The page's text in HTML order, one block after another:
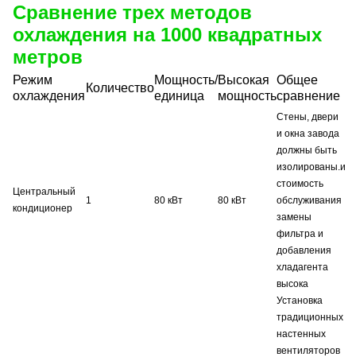
Сравнение трех методов
охлаждения на 1000 квадратных
метров
Режим
охлаждения
Количество
Мощность/
единица
Высокая
мощность
Общее
сравнение
Центральный
кондиционер
1 80 кВт 80 кВт
Стены, двери
и окна завода
должны быть
изолированы.и
стоимость
обслуживания
замены
фильтра и
добавления
хладагента
высока
Установка
традиционных
настенных
вентиляторов